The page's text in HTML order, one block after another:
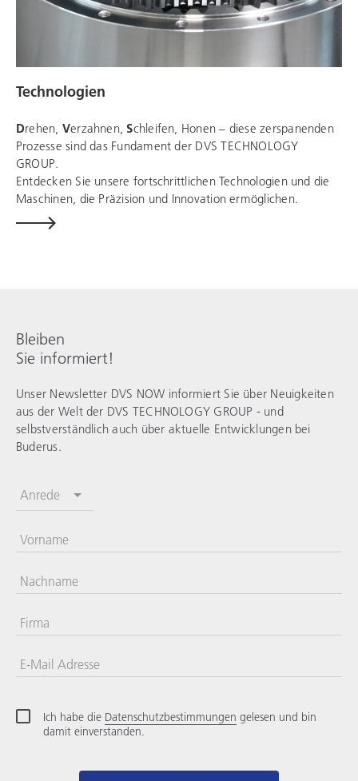
Technologien
Drehen, Verzahnen, Schleifen, Honen – diese zerspanenden
Prozesse sind das Fundament der DVS TECHNOLOGY
GROUP.
Entdecken Sie unsere fortschrittlichen Technologien und die
Maschinen, die Präzision und Innovation ermöglichen.
Bleiben
Sie informiert!
Unser Newsletter DVS NOW informiert Sie über Neuigkeiten
aus der Welt der DVS TECHNOLOGY GROUP - und
selbstverständlich auch über aktuelle Entwicklungen bei
Buderus.
Anrede
Vorname
Nachname
Firma
E-Mail Adresse
Ich habe die Datenschutzbestimmungen gelesen und bin
damit einverstanden.